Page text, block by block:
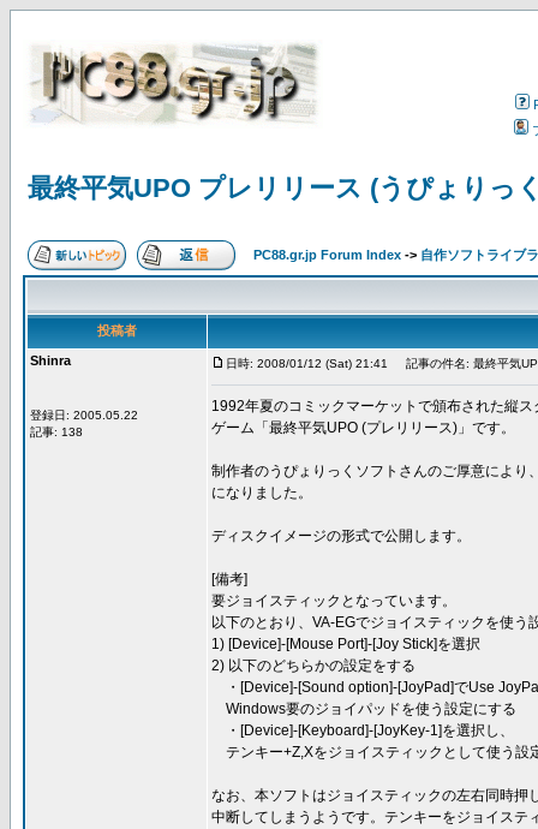
最終平気UPO プレリリース (うぴょりっ
PC88.gr.jp Forum Index -> 自作ソフトライブ
投稿者
Shinra
登録日: 2005.05.22
記事: 138
日時: 2008/01/12 (Sat) 21:41 記事の件名: 最終平気
1992年夏のコミックマーケットで頒布された縦
ゲーム「最終平気UPO (プレリリース)」です。
制作者のうぴょりっくソフトさんのご厚意により
になりました。
ディスクイメージの形式で公開します。
[備考]
要ジョイスティックとなっています。
以下のとおり、VA-EGでジョイスティックを使う
1) [Device]-[Mouse Port]-[Joy Stick]を選択
2) 以下のどちらかの設定をする
・[Device]-[Sound option]-[JoyPad]でUse
Windows要のジョイパッドを使う設定にする
・[Device]-[Keyboard]-[JoyKey-1]を選択し、
テンキー+Z,Xをジョイスティックとして使う設
なお、本ソフトはジョイスティックの左右同時押
中断してしまうようです。テンキーをジョイステ